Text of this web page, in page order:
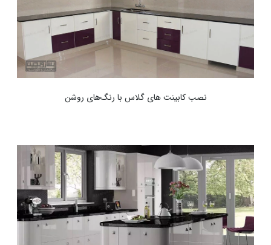
نصب کابینت های گلاس با رنگ‌های روشن